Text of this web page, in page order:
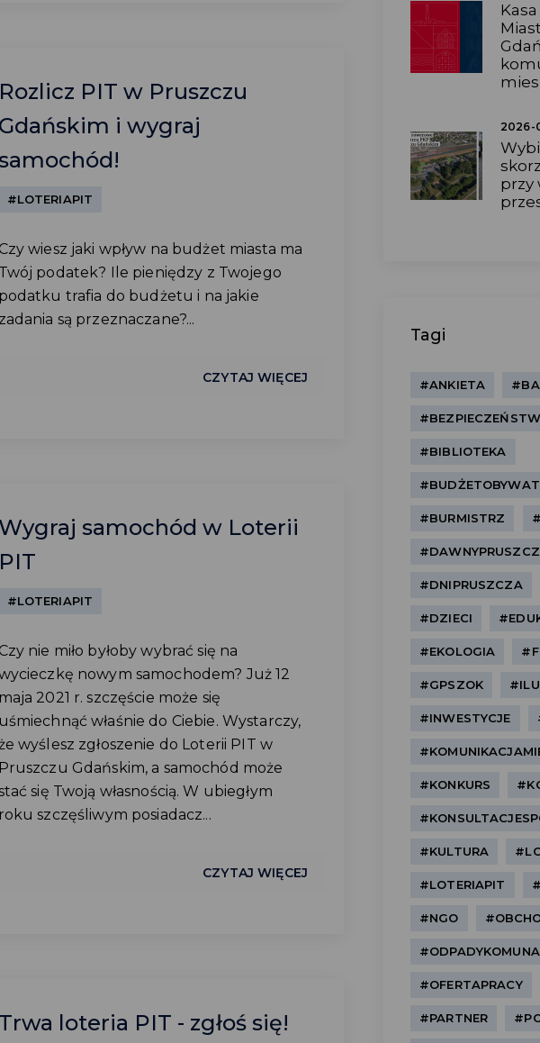
PIT w Pruszczu
i wygraj
#LOTERIAPIT
wiesz jaki wpływ na budżet miasta ma
podatek? Ile pieniędzy z Twojego
trafia do budżetu i na jakie
są przeznaczane?...
CZYTAJ WIĘCEJ
samochód w Loterii
#LOTERIAPIT
nie miło byłoby wybrać się na
nowym samochodem? Już 12
2021 r. szczęście może się
właśnie do Ciebie. Wystarczy,
wyślesz zgłoszenie do Loterii PIT w
Gdańskim, a samochód może
się Twoją własnością. W ubiegłym
szczęśliwym posiadacz...
CZYTAJ WIĘCEJ
loteria PIT - zgłoś się!
2026-
przy
Tagi
#ANKIETA
#BIBLIOTEKA
#BURMISTRZ
#DAWNYPRUSZCZ
#DNIPRUSZCZA
#DZIECI
#EKOLOGIA
#GPSZOK
#INWESTYCJE
#KONKURS
#KULTURA
#LOTERIAPIT
#NGO
#OFERTAPRACY
#PARTNER